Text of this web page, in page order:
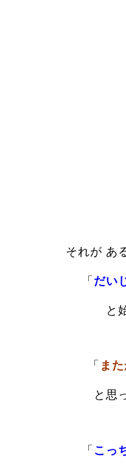
それが あ
「 だい
と
「 ま
と思
「 こっ